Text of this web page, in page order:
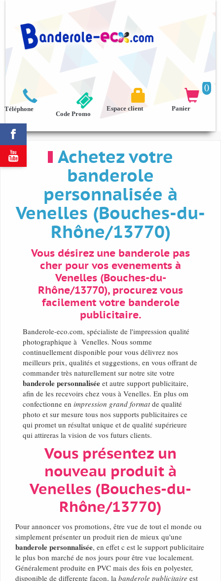



Téléphone
0

Panier

Espace client
Code Promo
Achetez votre
banderole
personnalisée à
Venelles (Bouches-du-
Rhône/13770)
Vous désirez une banderole pas
cher pour vos evenements à
Venelles (Bouches-du-
Rhône/13770), procurez vous
facilement votre banderole
publicitaire.
Banderole-eco.com, spécialiste de l'impression qualité
photographique à Venelles. Nous somme
continuellement disponible pour vous délivrez nos
meilleurs prix, qualités et suggestions, en vous offrant de
commander très naturellement sur notre site votre
banderole personnalisée et autre support publicitaire,
afin de les recevoirs chez vous à Venelles. En plus om
confectionne en impression grand formatde qualité
photo et sur mesure tous nos supports publicitaires ce
qui promet un résultat unique et de qualité supérieure
qui attireras la vision de vos futurs clients.
Vous présentez un
nouveau produit à
Venelles (Bouches-du-
Rhône/13770)
Pour annoncer vos promotions, être vue de tout el monde ou
simplement présenter un produit rien de mieux qu'une
banderole personnalisée, en effet c est le support publicitaire
le plus bon marché de nos jours pour être vue localement.
Généralement produite en PVC mais des fois en polyester,
disponible de differente façon, la banderole publicitaire est